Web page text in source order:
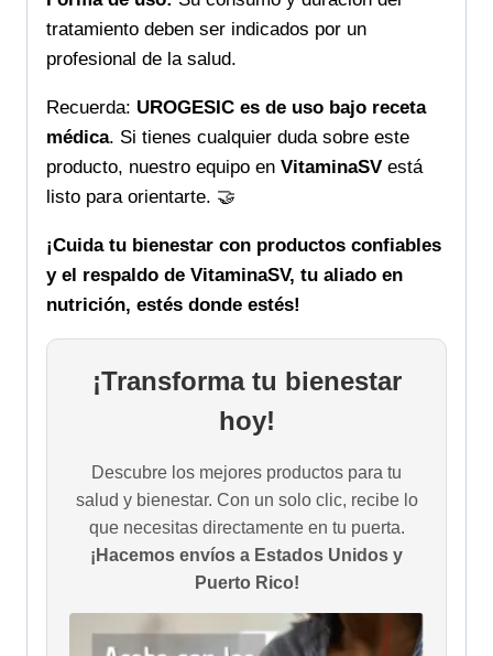
tratamiento deben ser indicados por un
profesional de la salud.
Recuerda: UROGESIC es de uso bajo receta
médica. Si tienes cualquier duda sobre este
producto, nuestro equipo en VitaminaSV está
listo para orientarte. 🤝
¡Cuida tu bienestar con productos confiables
y el respaldo de VitaminaSV, tu aliado en
nutrición, estés donde estés!
¡Transforma tu bienestar
hoy!
Descubre los mejores productos para tu
salud y bienestar. Con un solo clic, recibe lo
que necesitas directamente en tu puerta.
¡Hacemos envíos a Estados Unidos y
Puerto Rico!